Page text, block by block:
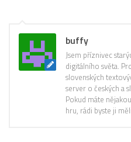
buffy
Jsem příznivec
digitálního světa.
slovenských
server o českých a
Pokud máte
hru, rádi byste ji